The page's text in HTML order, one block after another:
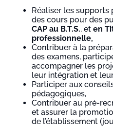
Réaliser les
des cours pour des
CAP au B.T.S., et en
professionnelle,
Contribuer à la
des examens,
accompagner les
leur intégration et
Participer aux
pédagogiques,
Contribuer au pré-
et assurer la
de l’établissement